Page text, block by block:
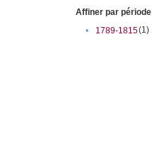
Affiner par période
•
1789-1815(1)